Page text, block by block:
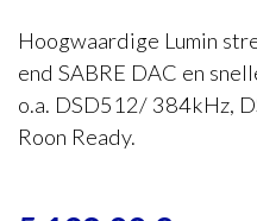
Hoogwaardige Lumin
end SABRE DAC en
o.a. DSD512/ 384kHz,
Roon Ready.